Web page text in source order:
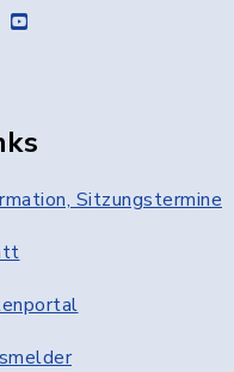
youtube
Sitzungstermine